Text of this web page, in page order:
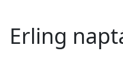
Erling